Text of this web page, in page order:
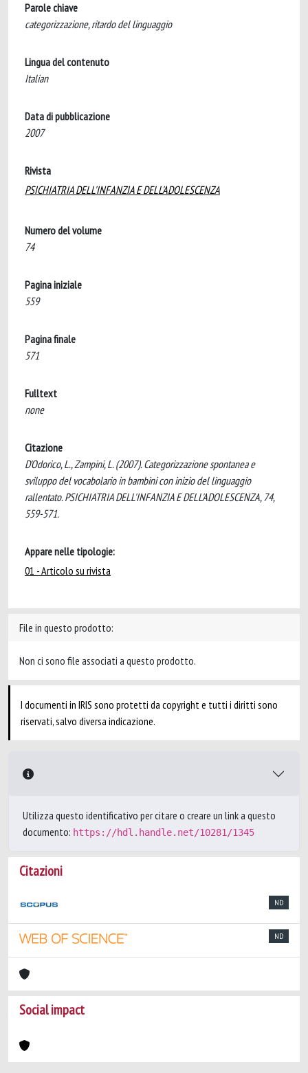
Parole chiave
categorizzazione, ritardo del linguaggio
Lingua del contenuto
Italian
Data di pubblicazione
2007
Rivista
PSICHIATRIA DELL'INFANZIA E DELL'ADOLESCENZA
Numero del volume
74
Pagina iniziale
559
Pagina finale
571
Fulltext
none
Citazione
D'Odorico, L., Zampini, L. (2007). Categorizzazione spontanea e
sviluppo del vocabolario in bambini con inizio del linguaggio
rallentato. PSICHIATRIA DELL'INFANZIA E DELL'ADOLESCENZA, 74,
559-571.
Appare nelle tipologie:
01 - Articolo su rivista
File in questo prodotto:
Non ci sono file associati a questo prodotto.
I documenti in IRIS sono protetti da copyright e tutti i diritti sono
riservati, salvo diversa indicazione.
Utilizza questo identificativo per citare o creare un link a questo
documento: https://hdl.handle.net/10281/1345
Citazioni
ND
ND
Social impact